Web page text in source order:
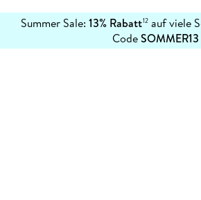
Summer Sale: 13% Rabatt12auf viele
CodeSOMMER13
erfahren